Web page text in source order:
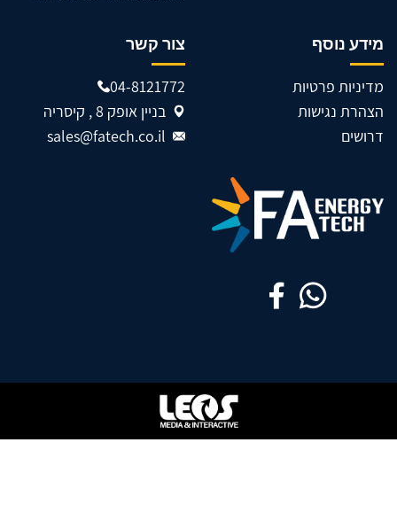
מידע נוסף
מדיניות פרטיות
הצהרת נגישות
דרושים
צור קשר
04-8121772
בניין אופק 8 , קיסריה
sales@fatech.co.il